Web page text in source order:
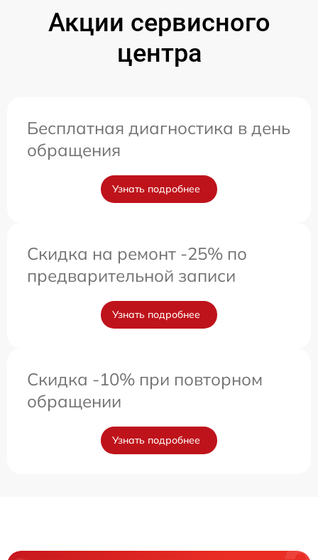
Акции сервисного
центра
Бесплатная диагностика в день
обращения
Узнать подробнее
Скидка на ремонт -25% по
предварительной записи
Узнать подробнее
Скидка -10% при повторном
обращении
Узнать подробнее